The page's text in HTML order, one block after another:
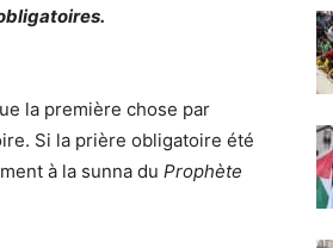
la première chose par
Si la prière obligatoire été
à la sunna du Prophète